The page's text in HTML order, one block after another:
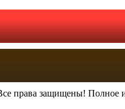
права защищены! Полное